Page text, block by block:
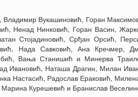
Владимир Вукашиновић, Горан
Ненад Нинковић, Горан Васин,
Стојадиновић, Срђан Орсић,
Нада Савковић, Ана Кречмер,
Вања Станишић и Минерва
Ивановић, Наташа Драгин, Милан
Настасић, Радослав Ераковић,
Курешевић и Бранислав